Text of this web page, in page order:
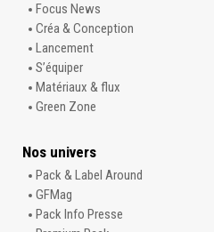
Focus News
Créa & Conception
Lancement
S’équiper
Matériaux & flux
Green Zone
Nos univers
Pack & Label Around
GFMag
Pack Info Presse